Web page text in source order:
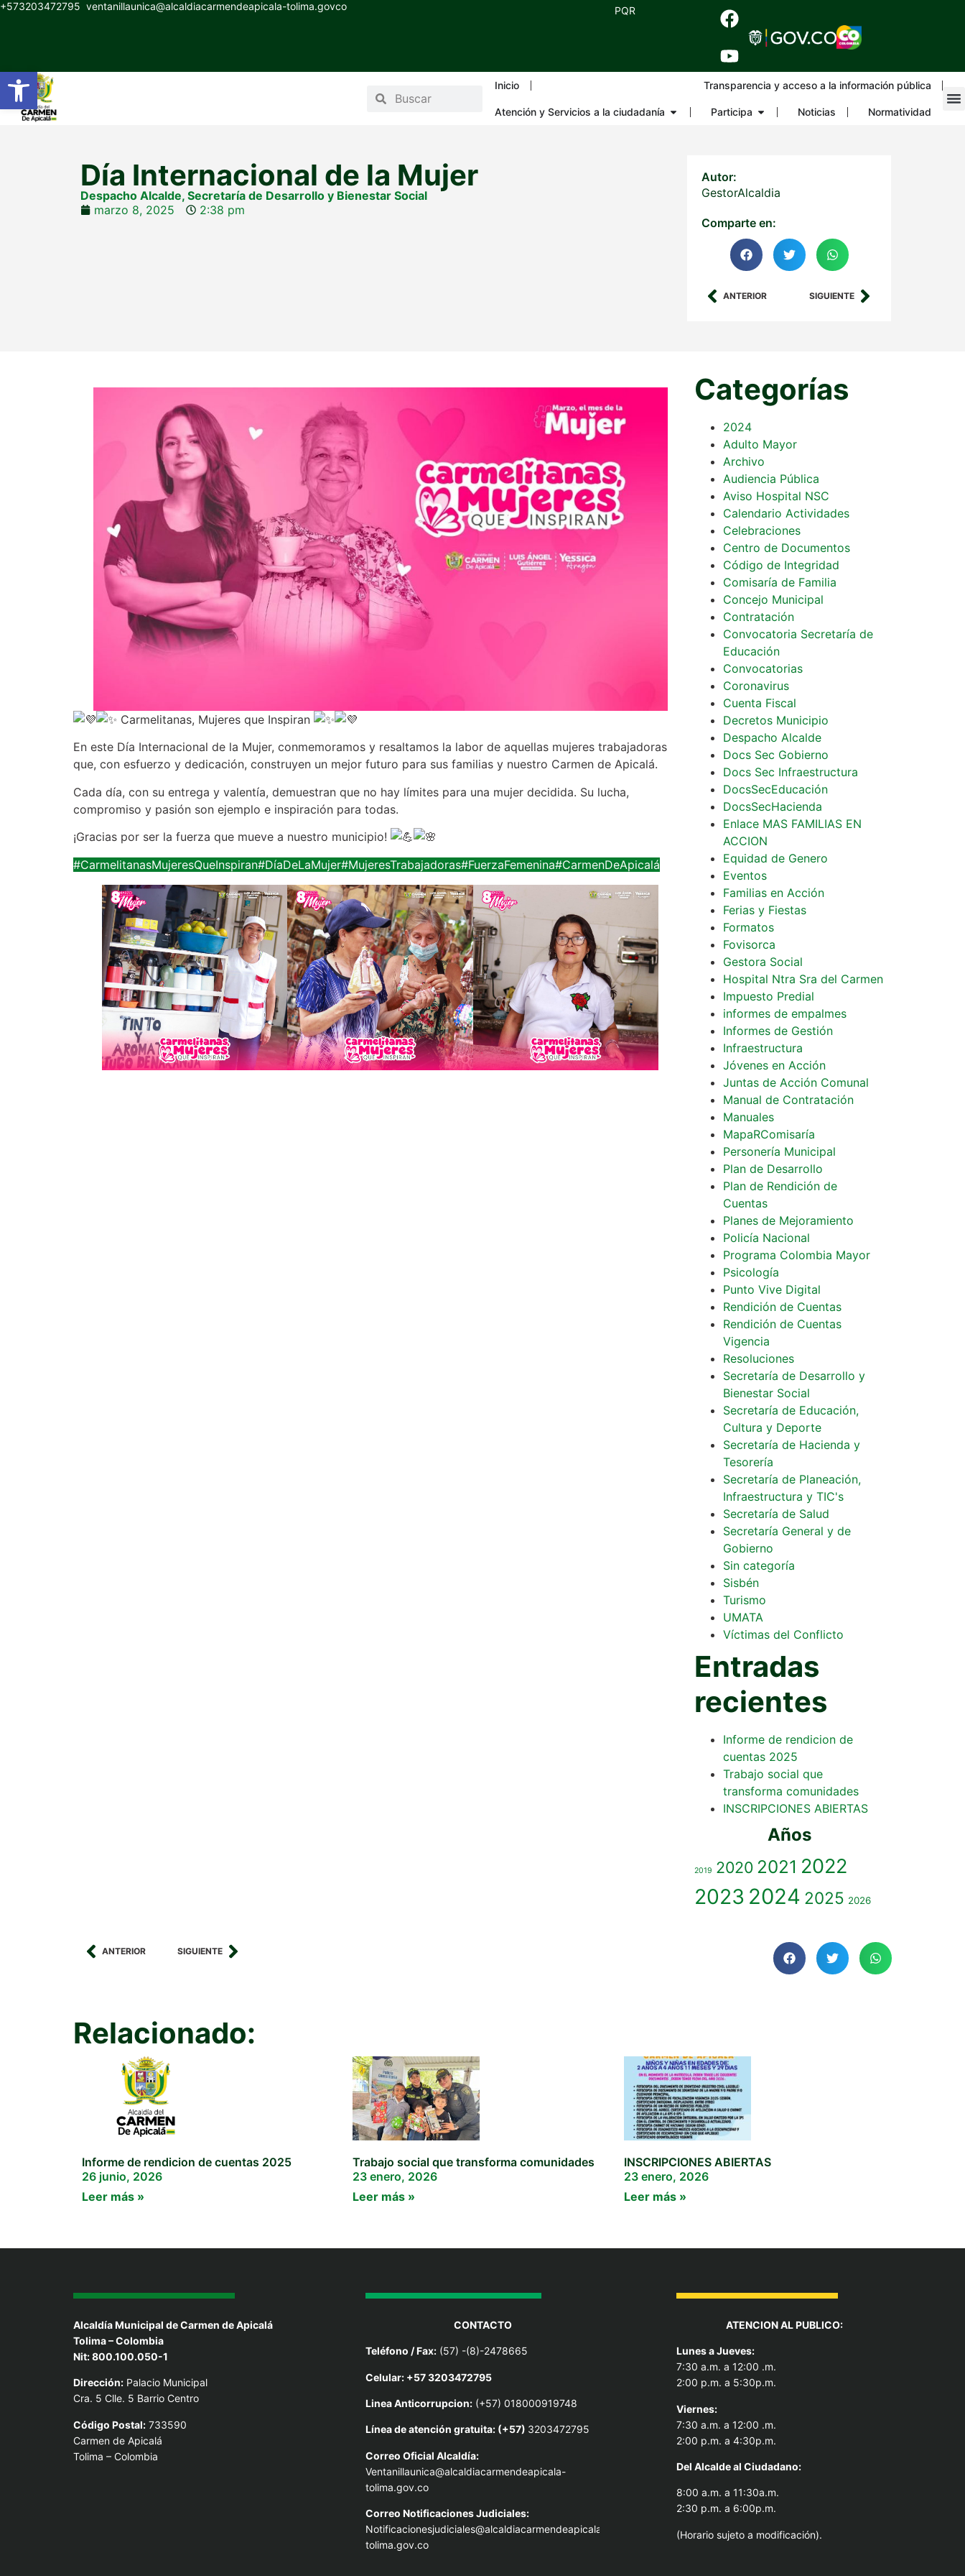
Abrir barra de herramientas
+573203472795 ventanillaunica@alcaldiacarmendeapicala-tolima.govco PQR
Inicio Transparencia y acceso a la información pública
Atención y Servicios a la ciudadanía Participa Noticias Normatividad
Día Internacional de la Mujer
Despacho Alcalde, Secretaría de Desarrollo y Bienestar Social
marzo 8, 2025
2:38 pm
Autor:
GestorAlcaldia
Comparte en:
ANTERIOR SIGUIENTE
Carmelitanas, Mujeres que Inspiran
En este Día Internacional de la Mujer, conmemoramos y resaltamos la labor de aquellas mujeres trabajadoras
que, con esfuerzo y dedicación, construyen un mejor futuro para sus familias y nuestro Carmen de Apicalá.
Cada día, con su entrega y valentía, demuestran que no hay límites para una mujer decidida. Su lucha,
compromiso y pasión son ejemplo e inspiración para todas.
¡Gracias por ser la fuerza que mueve a nuestro municipio!
#CarmelitanasMujeresQueInspiran#DíaDeLaMujer#MujeresTrabajadoras#FuerzaFemenina#CarmenDeApicalá
Categorías
2024
Adulto Mayor
Archivo
Audiencia Pública
Aviso Hospital NSC
Calendario Actividades
Celebraciones
Centro de Documentos
Código de Integridad
Comisaría de Familia
Concejo Municipal
Contratación
Convocatoria Secretaría de
Educación
Convocatorias
Coronavirus
Cuenta Fiscal
Decretos Municipio
Despacho Alcalde
Docs Sec Gobierno
Docs Sec Infraestructura
DocsSecEducación
DocsSecHacienda
Enlace MAS FAMILIAS EN
ACCION
Equidad de Genero
Eventos
Familias en Acción
Ferias y Fiestas
Formatos
Fovisorca
Gestora Social
Hospital Ntra Sra del Carmen
Impuesto Predial
informes de empalmes
Informes de Gestión
Infraestructura
Jóvenes en Acción
Juntas de Acción Comunal
Manual de Contratación
Manuales
MapaRComisaría
Personería Municipal
Plan de Desarrollo
Plan de Rendición de
Cuentas
Planes de Mejoramiento
Policía Nacional
Programa Colombia Mayor
Psicología
Punto Vive Digital
Rendición de Cuentas
Rendición de Cuentas
Vigencia
Resoluciones
Secretaría de Desarrollo y
Bienestar Social
Secretaría de Educación,
Cultura y Deporte
Secretaría de Hacienda y
Tesorería
Secretaría de Planeación,
Infraestructura y TIC's
Secretaría de Salud
Secretaría General y de
Gobierno
Sin categoría
Sisbén
Turismo
UMATA
Víctimas del Conflicto
Entradas
recientes
Informe de rendicion de
cuentas 2025
Trabajo social que
transforma comunidades
INSCRIPCIONES ABIERTAS
Años
2019 2020 2021 2022
2023 2024 2025 2026
ANTERIOR SIGUIENTE
Relacionado:
Informe de rendicion de cuentas 2025
26 junio, 2026
Leer más »
Trabajo social que transforma comunidades
23 enero, 2026
Leer más »
INSCRIPCIONES ABIERTAS
23 enero, 2026
Leer más »
Alcaldía Municipal de Carmen de Apicalá
Tolima – Colombia
Nit: 800.100.050-1
Dirección: Palacio Municipal
Cra. 5 Clle. 5 Barrio Centro
Código Postal: 733590
Carmen de Apicalá
Tolima – Colombia
CONTACTO
Teléfono / Fax: (57) -(8)-2478665
Celular: +57 3203472795
Linea Anticorrupcion: (+57) 018000919748
Línea de atención gratuita: (+57) 3203472795
Correo Oficial Alcaldía:
Ventanillaunica@alcaldiacarmendeapicala-
tolima.gov.co
Correo Notificaciones Judiciales:
Notificacionesjudiciales@alcaldiacarmendeapicala-
tolima.gov.co
ATENCION AL PUBLICO:
Lunes a Jueves:
7:30 a.m. a 12:00 .m.
2:00 p.m. a 5:30p.m.
Viernes:
7:30 a.m. a 12:00 .m.
2:00 p.m. a 4:30p.m.
Del Alcalde al Ciudadano:
8:00 a.m. a 11:30a.m.
2:30 p.m. a 6:00p.m.
(Horario sujeto a modificación).